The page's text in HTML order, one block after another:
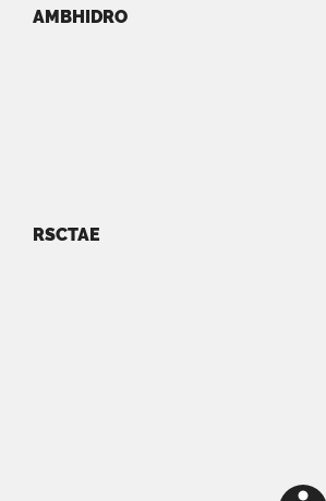
AMBHIDRO
RSCTAE